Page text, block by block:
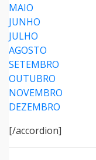
MAIO
JUNHO
JULHO
AGOSTO
SETEMBRO
OUTUBRO
NOVEMBRO
DEZEMBRO
[/accordion]